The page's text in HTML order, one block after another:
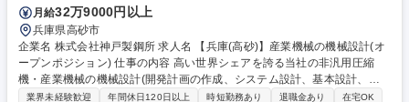
月給32万9000円以上
兵庫県高砂市
企業名 株式会社神戸製鋼所 求人名 【兵庫(高砂)】産業機械の機械設計(オ
ープンポジション) 仕事の内容 高い世界シェアを誇る当社の非汎用圧縮
機・産業機械の機械設計(開発計画の作成、システム設計、基本設計、詳
細設計)をご担当。オーダーメードであるが故に、電気設計や工程管理と
業界未経験歓迎 年間休日120日以上 時短勤務あり 退職金あり
在宅OK